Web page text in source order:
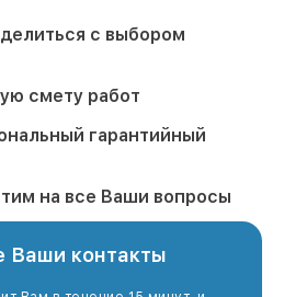
с выбором
смету работ
гарантийный
на все Ваши вопросы
Ваши контакты